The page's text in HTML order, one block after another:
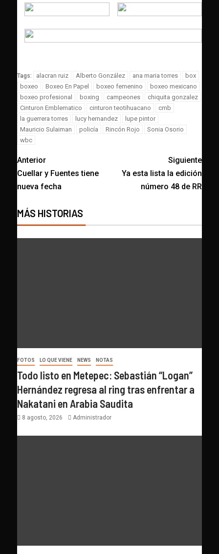
Tags: alacran ruiz Alberto González ana maria torres
box
boxeo
Boxeo En Papel boxeo femenino
boxeo mexicano
boxeo profesional
boxing campeones
chiquita gonzalez
Cinturon Emblematico
cinturon teotihuacano
cmb
la guerrera torres
lucy hernandez
lupe pintor
Mauricio Sulaiman
policía Rincón Rojo
Sonia Osorio
wbc
Anterior
Cuellar y Fuentes tiene
nueva fecha
Siguiente
Ya esta lista la edición
número 48 de RR
MÁS HISTORIAS
FOTOS LO QUE VIENE NEWS NOTAS
Todo listo en Metepec: Sebastián “Logan”
Hernández regresa al ring tras enfrentar a
Nakatani en Arabia Saudita
8 agosto, 2026 Administrador